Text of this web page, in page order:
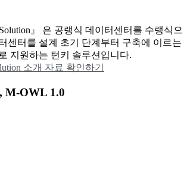
』 은 공랭식 데이터센터를 수랭식으
센터를 설계 초기 단계부터 구축에 이르는
지원하는 턴키 솔루션입니다.
소개 자료 확인하기
M-OWL 1.0